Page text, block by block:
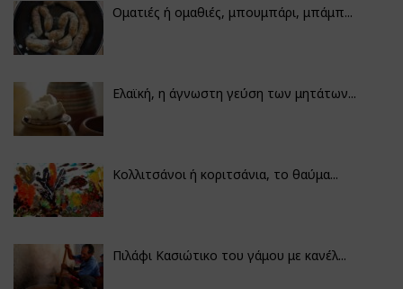
Οματιές ή ομαθιές, μπουμπάρι, μπάμπ...
Ελαϊκή, η άγνωστη γεύση των μητάτων...
Κολλιτσάνοι ή κοριτσάνια, το θαύμα...
Πιλάφι Κασιώτικο του γάμου με κανέλ...